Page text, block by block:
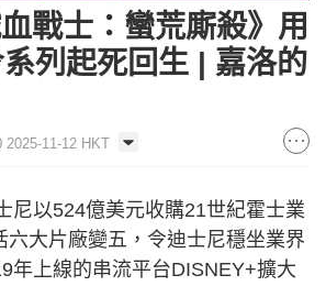
戰士：蠻荒廝殺》用
列起死回生 | 嘉洛的
2025-11-12 HKT
以524億美元收購21世紀霍士業
六大片廠變五，令迪士尼穩坐業界
年上線的串流平台DISNEY+擴大